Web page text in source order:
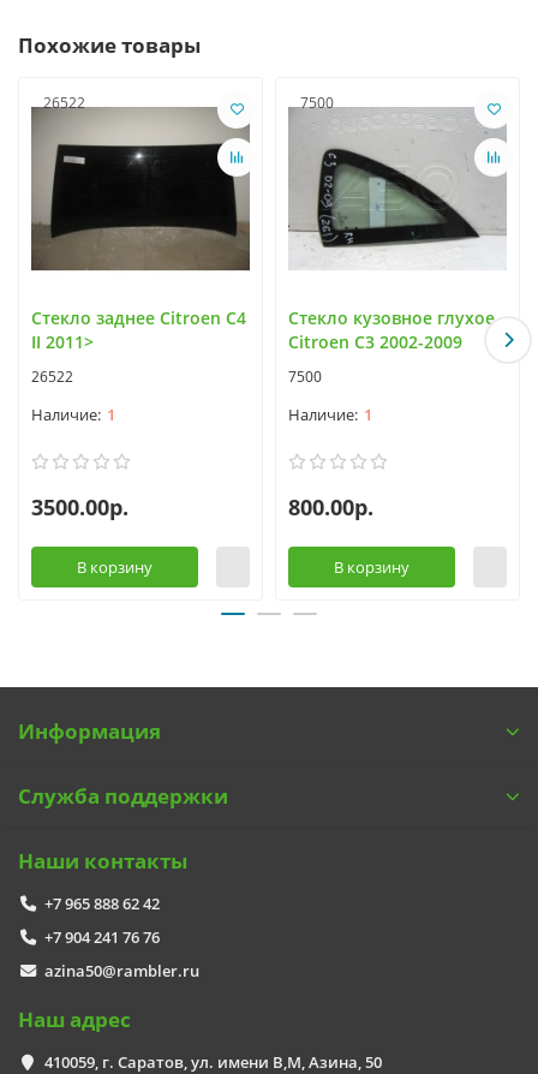
Похожие товары
26522
Стекло заднее Citroen C4
II 2011>
26522
1
3500.00р.
В корзину
7500
Стекло кузовное глухое
Citroen C3 2002-2009
7500
1
800.00р.
В корзину
Информация
Служба поддержки
Наши контакты
+7 965 888 62 42
+7 904 241 76 76
azina50@rambler.ru
Наш адрес
410059, г. Саратов, ул. имени В,М, Азина, 50